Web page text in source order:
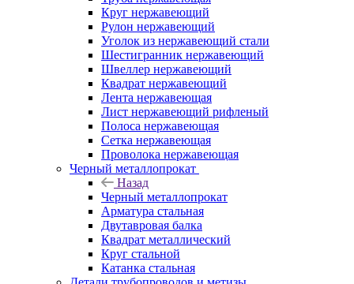
Круг нержавеющий
Рулон нержавеющий
Уголок из нержавеющий стали
Шестигранник нержавеющий
Швеллер нержавеющий
Квадрат нержавеющий
Лента нержавеющая
Лист нержавеющий рифленый
Полоса нержавеющая
Сетка нержавеющая
Проволока нержавеющая
Черный металлопрокат
Назад
Черный металлопрокат
Арматура стальная
Двутавровая балка
Квадрат металлический
Круг стальной
Катанка стальная